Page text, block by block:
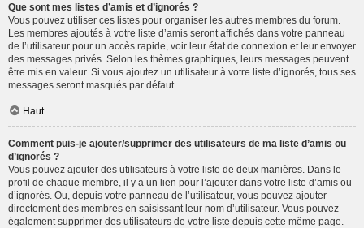
Que sont mes listes d’amis et d’ignorés ?
Vous pouvez utiliser ces listes pour organiser les autres membres du forum.
Les membres ajoutés à votre liste d’amis seront affichés dans votre panneau
de l’utilisateur pour un accès rapide, voir leur état de connexion et leur envoyer
des messages privés. Selon les thèmes graphiques, leurs messages peuvent
être mis en valeur. Si vous ajoutez un utilisateur à votre liste d’ignorés, tous ses
messages seront masqués par défaut.
Haut
Comment puis-je ajouter/supprimer des utilisateurs de ma liste d’amis ou
d’ignorés ?
Vous pouvez ajouter des utilisateurs à votre liste de deux manières. Dans le
profil de chaque membre, il y a un lien pour l’ajouter dans votre liste d’amis ou
d’ignorés. Ou, depuis votre panneau de l’utilisateur, vous pouvez ajouter
directement des membres en saisissant leur nom d’utilisateur. Vous pouvez
également supprimer des utilisateurs de votre liste depuis cette même page.